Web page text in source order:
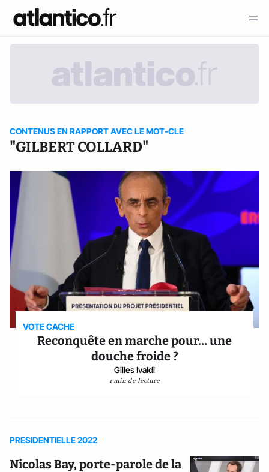
CONTENUS EN RAPPORT AVEC LE MOT-CLE
"GILBERT COLLARD"
VOTE CACHE
Reconquête en marche pour… une
douche froide ?
Gilles Ivaldi
1 min de lecture
PRESIDENTIELLE 2022
Nicolas Bay, porte-parole de la